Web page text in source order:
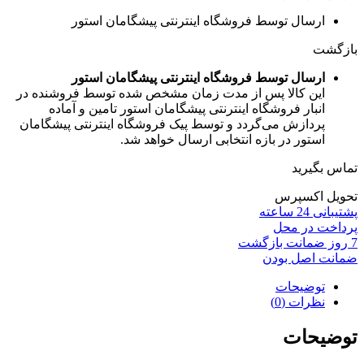
ارسال توسط فروشگاه اینترنتی پیشگامان استور
بازگشت
ارسال توسط فروشگاه اینترنتی پیشگامان استور
این کالا پس از مدت زمان مشخص شده توسط فروشنده در
انبار فروشگاه اینترنتی پیشگامان استور تامین و آماده
پردازش می‌گردد و توسط پیک فروشگاه اینترنتی پیشگامان
استور در بازه انتخابی ارسال خواهد شد.
تماس بگیرید
تحویل اکسپرس
پشتیبانی 24 ساعته
پرداخت در محل
7 روز ضمانت بازگشت
ضمانت اصل بودن
توضیحات
نظرات (0)
توضیحات